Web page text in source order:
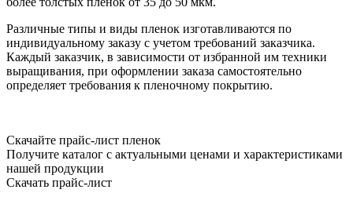
Различные типы и виды пленок изготавливаются по
индивидуальному заказу с учетом требований заказчика.
Каждый заказчик, в зависимости от избранной им техники
выращивания, при оформлении заказа самостоятельно
определяет требования к пленочному покрытию.
Скачайте прайс-лист пленок
Получите каталог с актуальными ценами и характеристиками
нашей продукции
Скачать прайс-лист